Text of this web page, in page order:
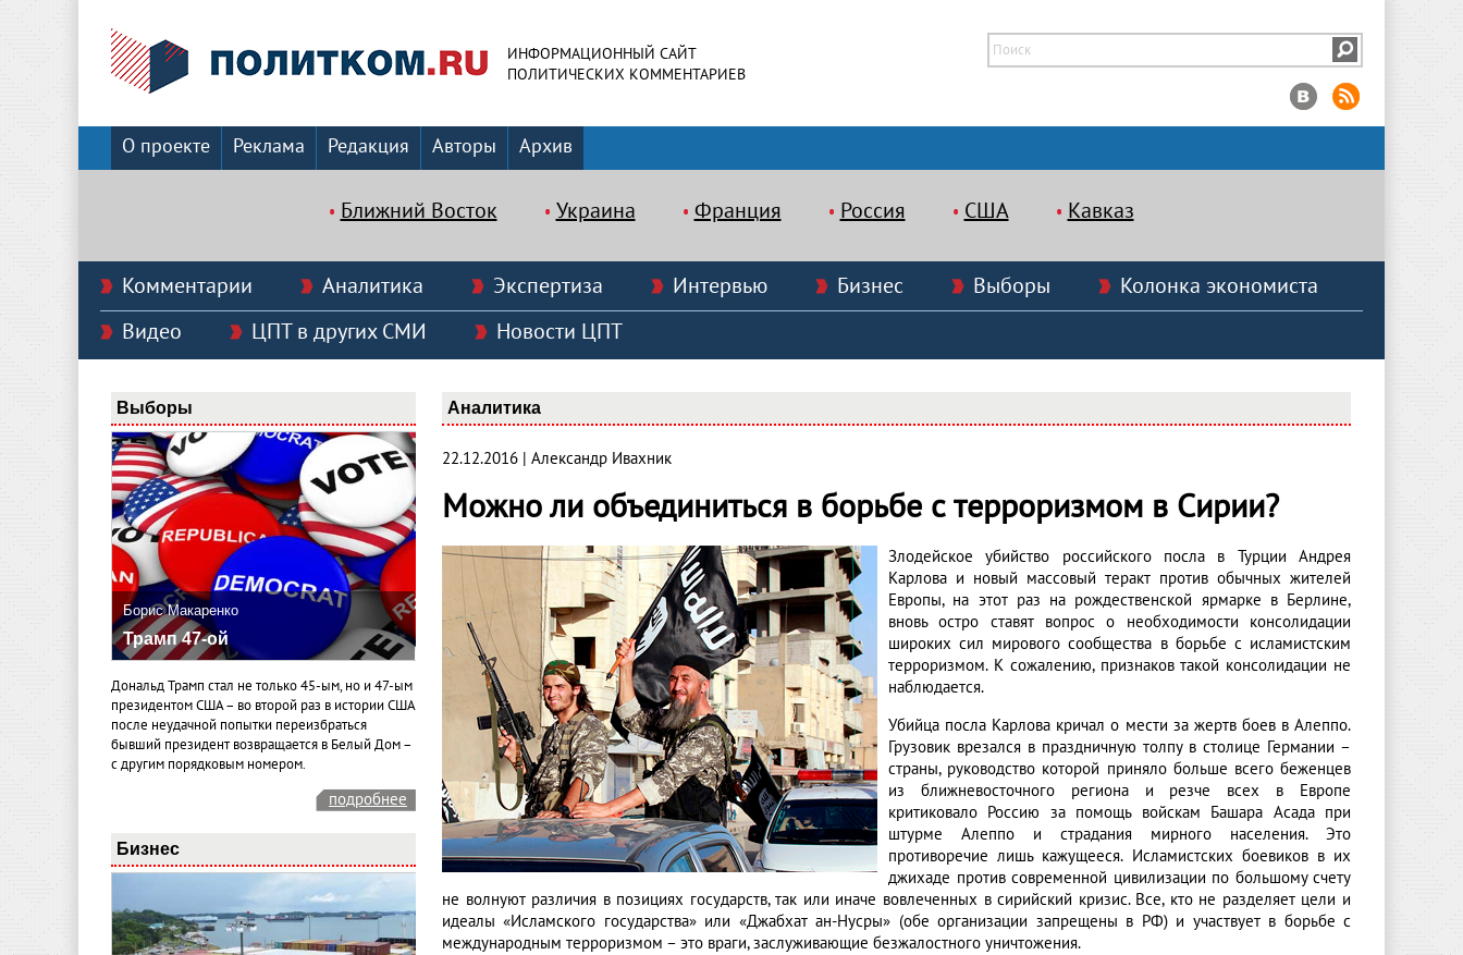
ИНФОРМАЦИОННЫЙ САЙТ
ПОЛИТИЧЕСКИХ КОММЕНТАРИЕВ
О проекте Реклама Редакция Авторы Архив
Ближний Восток Украина Франция Россия США Кавказ
Комментарии Аналитика Экспертиза Интервью Бизнес Выборы
Колонка экономиста
Видео
ЦПТ в других СМИ Новости ЦПТ
Выборы
Борис Макаренко
Трамп 47-ой
Дональд Трамп стал не только 45-ым, но и 47-ым
президентом США – во второй раз в истории США
после неудачной попытки переизбраться
бывший президент возвращается в Белый Дом –
с другим порядковым номером.
подробнее
Бизнес
Аналитика
22.12.2016 | Александр Ивахник
Можно ли объединиться в борьбе с терроризмом в Сирии?
Злодейское убийство российского посла в Турции Андрея
Карлова и новый массовый теракт против обычных жителей
Европы, на этот раз на рождественской ярмарке в Берлине,
вновь остро ставят вопрос о необходимости консолидации
широких сил мирового сообщества в борьбе с исламистским
терроризмом. К сожалению, признаков такой консолидации не
наблюдается.
Убийца посла Карлова кричал о мести за жертв боев в Алеппо.
Грузовик врезался в праздничную толпу в столице Германии –
страны, руководство которой приняло больше всего беженцев
из ближневосточного региона и резче всех в Европе
критиковало Россию за помощь войскам Башара Асада при
штурме Алеппо и страдания мирного населения. Это
противоречие лишь кажущееся. Исламистских боевиков в их
джихаде против современной цивилизации по большому счету
не волнуют различия в позициях государств, так или иначе вовлеченных в сирийский кризис. Все, кто не разделяет цели и
идеалы «Исламского государства» или «Джабхат ан-Нусры» (обе организации запрещены в РФ) и участвует в борьбе с
международным терроризмом – это враги, заслуживающие безжалостного уничтожения.